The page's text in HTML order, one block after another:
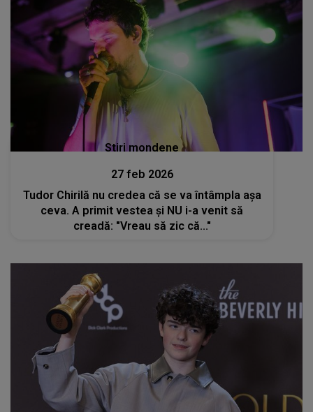
Stiri mondene
27 feb 2026
Tudor Chirilă nu credea că se va întâmpla așa
ceva. A primit vestea și NU i-a venit să
creadă: "Vreau să zic că..."